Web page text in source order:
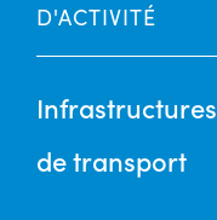
D'ACTIVITÉ
Infrastructures
de transport